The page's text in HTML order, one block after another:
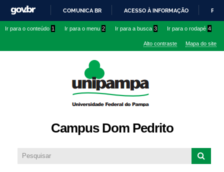
conteúdo
IR
O
COMUNICA BR ACESSO À INFORMAÇÃO
Ir para o conteúdo 1 Ir para o menu 2 Ir para a busca 3 Ir para o rodapé 4
Alto contraste Mapa do site
Campus Dom Pedrito